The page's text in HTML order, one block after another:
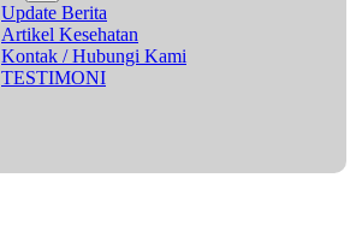
Update Berita
Artikel Kesehatan
Kontak / Hubungi Kami
TESTIMONI